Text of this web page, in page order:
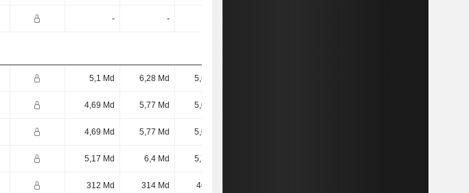
- -
5,1 Md 6,28 Md 5,64 Md
4,69 Md 5,77 Md 5,07 Md
4,69 Md 5,77 Md 5,07 Md
5,17 Md 6,4 Md 5,76 Md
312 Md 314 Md 466 Md